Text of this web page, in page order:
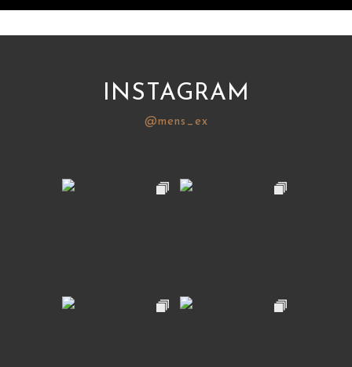
INSTAGRAM
@mens_ex